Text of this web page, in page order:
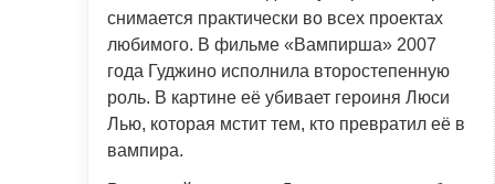
снимается практически во всех проектах
любимого. В фильме «Вампирша» 2007
года Гуджино исполнила второстепенную
роль. В картине её убивает героиня Люси
Лью, которая мстит тем, кто превратил её в
вампира.